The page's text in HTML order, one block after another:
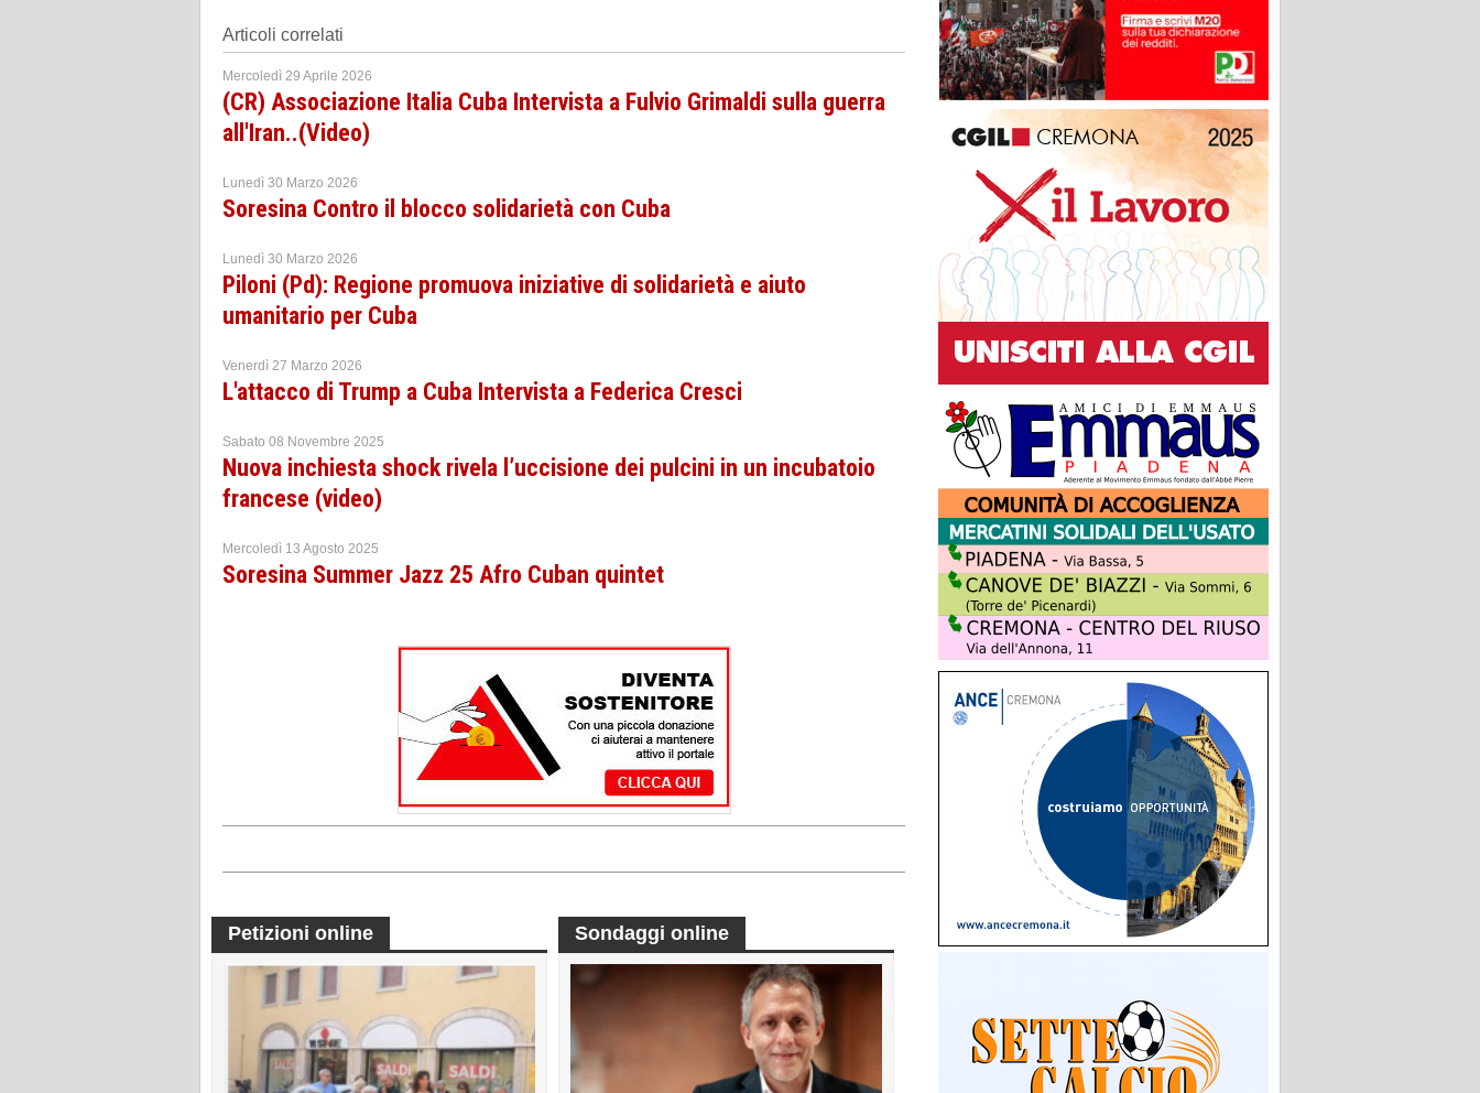
Articoli correlati
Mercoledì 29 Aprile 2026
(CR) Associazione Italia Cuba Intervista a Fulvio Grimaldi sulla guerra
all'Iran..(Video)
Lunedì 30 Marzo 2026
Soresina Contro il blocco solidarietà con Cuba
Lunedì 30 Marzo 2026
Piloni (Pd): Regione promuova iniziative di solidarietà e aiuto
umanitario per Cuba
Venerdì 27 Marzo 2026
L'attacco di Trump a Cuba Intervista a Federica Cresci
Sabato 08 Novembre 2025
Nuova inchiesta shock rivela l’uccisione dei pulcini in un incubatoio
francese (video)
Mercoledì 13 Agosto 2025
Soresina Summer Jazz 25 Afro Cuban quintet
Petizioni online Sondaggi online